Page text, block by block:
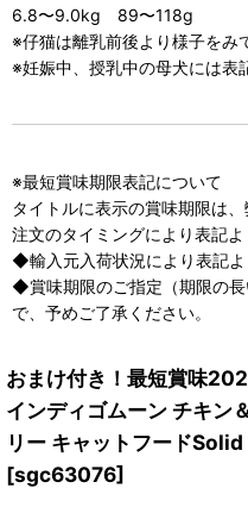
6.8〜9.0kg 89〜118g
※仔猫は離乳前後より様子をみ
※妊娠中、授乳中の母犬には表
※最短賞味期限表記について
タイトルに表示の賞味期限は
注文のタイミングにより表記よ
◆輸入元入荷状況により表記よ
◆賞味期限のご指定（期限の
で、予めご了承ください。
おまけ付き！最短賞味
インディゴムーン チキン
リー キャットフード
[sgc63076]